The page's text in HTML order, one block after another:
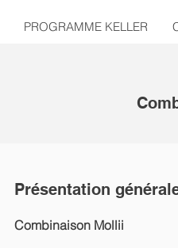
PROGRAMME KELLER
Présentation
Combinaison Mollii